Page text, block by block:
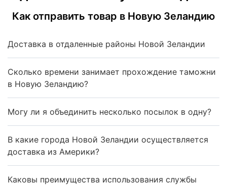
Как отправить товар в Новую Зеландию
Доставка в отдаленные районы Новой Зеландии
Сколько времени занимает прохождение таможни
в Новую Зеландию?
Могу ли я объединить несколько посылок в одну?
В какие города Новой Зеландии осуществляется
доставка из Америки?
Каковы преимущества использования службы